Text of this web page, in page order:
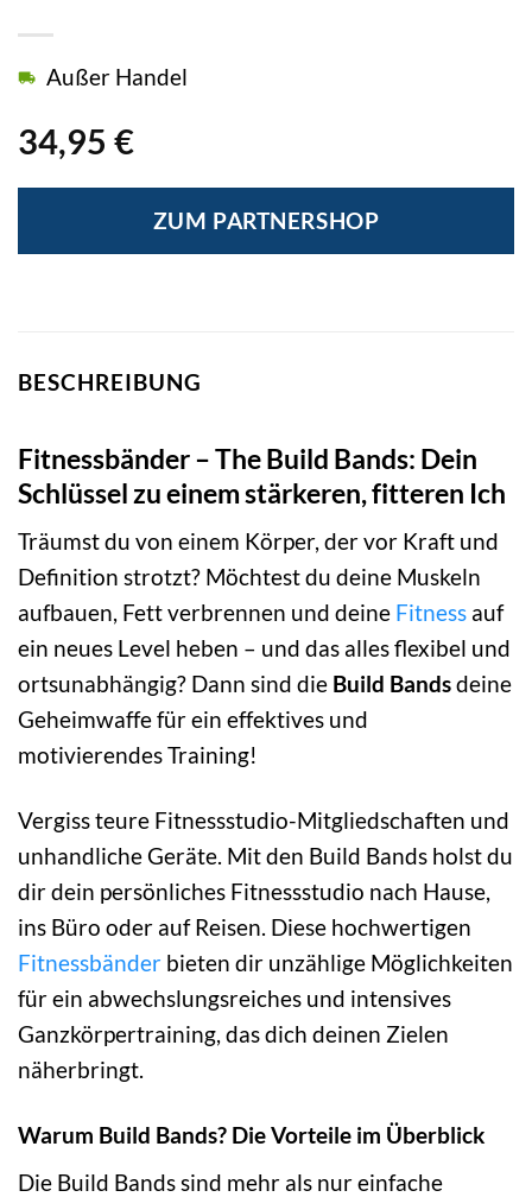
34,95 €
Außer Handel
ZUM PARTNERSHOP
BESCHREIBUNG
Fitnessbänder – The Build Bands: Dein
Schlüssel zu einem stärkeren, fitteren Ich
Träumst du von einem Körper, der vor Kraft und
Definition strotzt? Möchtest du deine Muskeln
aufbauen, Fett verbrennen und deine Fitness auf
ein neues Level heben – und das alles flexibel und
ortsunabhängig? Dann sind die Build Bandsdeine
Geheimwaffe für ein effektives und
motivierendes Training!
Vergiss teure Fitnessstudio-Mitgliedschaften und
unhandliche Geräte. Mit den Build Bands holst du
dir dein persönliches Fitnessstudio nach Hause,
ins Büro oder auf Reisen. Diese hochwertigen
Fitnessbänder bieten dir unzählige Möglichkeiten
für ein abwechslungsreiches und intensives
Ganzkörpertraining, das dich deinen Zielen
näherbringt.
Warum Build Bands? Die Vorteile im Überblick
Die Build Bands sind mehr als nur einfache